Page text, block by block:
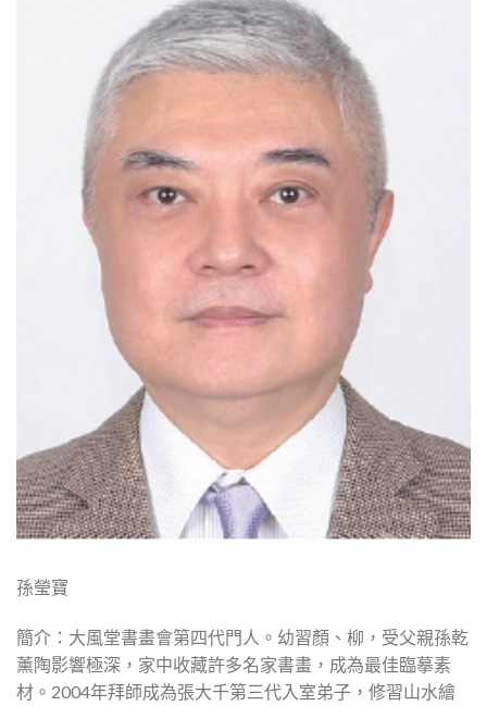
孫瑩寶
簡介：大風堂書畫會第四代門人。幼習顏、柳，受父親孫乾
薰陶影響極深，家中收藏許多名家書畫，成為最佳臨摹素
材。2004年拜師成為張大千第三代入室弟子，修習山水繪